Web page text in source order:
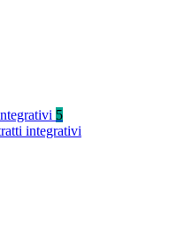
5
integrativi